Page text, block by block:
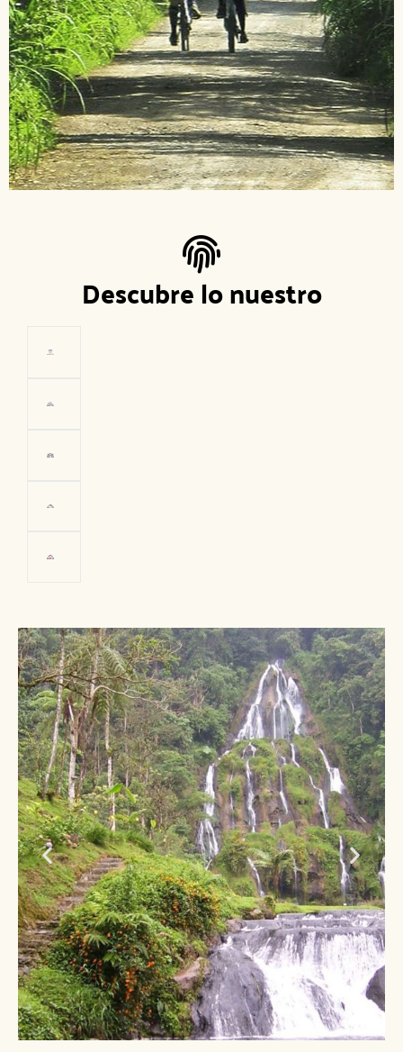
inversión
natural
FOTO: Pereira, Risaralda - Arvey
Granada - Viceministerio de Turismo
de Colombia
Descubre lo nuestro